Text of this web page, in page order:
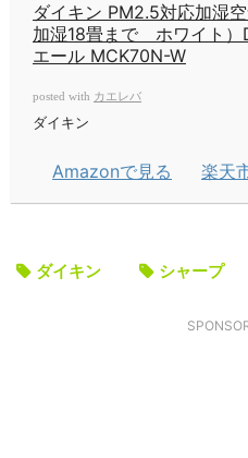
ダイキン PM2.5対応加湿
加湿18畳まで ホワイト
エール MCK70N-W
posted with カエレバ
ダイキン
Amazonで見る 楽天
ダイキン シャープ